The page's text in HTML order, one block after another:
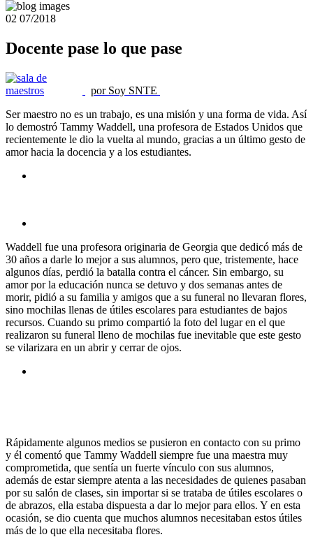
02 07/2018
Docente pase lo que pase
por Soy SNTE
Ser maestro no es un trabajo, es una misión y una forma de vida. Así
lo demostró Tammy Waddell, una profesora de Estados Unidos que
recientemente le dio la vuelta al mundo, gracias a un último gesto de
amor hacia la docencia y a los estudiantes.
Waddell fue una profesora originaria de Georgia que dedicó más de
30 años a darle lo mejor a sus alumnos, pero que, tristemente, hace
algunos días, perdió la batalla contra el cáncer. Sin embargo, su
amor por la educación nunca se detuvo y dos semanas antes de
morir, pidió a su familia y amigos que a su funeral no llevaran flores,
sino mochilas llenas de útiles escolares para estudiantes de bajos
recursos. Cuando su primo compartió la foto del lugar en el que
realizaron su funeral lleno de mochilas fue inevitable que este gesto
se vilarizara en un abrir y cerrar de ojos.
Rápidamente algunos medios se pusieron en contacto con su primo
y él comentó que Tammy Waddell siempre fue una maestra muy
comprometida, que sentía un fuerte vínculo con sus alumnos,
además de estar siempre atenta a las necesidades de quienes pasaban
por su salón de clases, sin importar si se trataba de útiles escolares o
de abrazos, ella estaba dispuesta a dar lo mejor para ellos. Y en esta
ocasión, se dio cuenta que muchos alumnos necesitaban estos útiles
más de lo que ella necesitaba flores.